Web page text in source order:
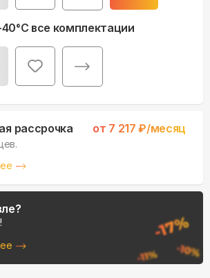
все комплектации
рассрочка от 7 217 ₽/месяц